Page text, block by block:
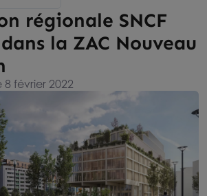
régionale SNCF
la ZAC Nouveau
8 février 2022